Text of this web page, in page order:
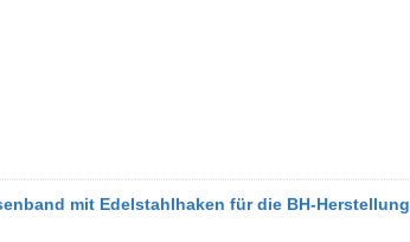
mit Edelstahlhaken für die BH-Herstellung